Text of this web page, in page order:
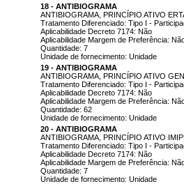
18 - ANTIBIOGRAMA
ANTIBIOGRAMA, PRINCÍPIO ATIVO
Tratamento Diferenciado: Tipo I -
Aplicabilidade Decreto 7174: Não
Aplicabilidade Margem de Preferência:
Quantidade: 7
Unidade de fornecimento: Unidade
19 - ANTIBIOGRAMA
ANTIBIOGRAMA, PRINCÍPIO ATIVO
Tratamento Diferenciado: Tipo I -
Aplicabilidade Decreto 7174: Não
Aplicabilidade Margem de Preferência:
Quantidade: 62
Unidade de fornecimento: Unidade
20 - ANTIBIOGRAMA
ANTIBIOGRAMA, PRINCÍPIO ATIVO
Tratamento Diferenciado: Tipo I -
Aplicabilidade Decreto 7174: Não
Aplicabilidade Margem de Preferência:
Quantidade: 7
Unidade de fornecimento: Unidade